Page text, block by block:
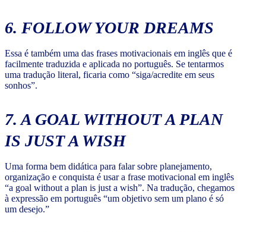
6. FOLLOW YOUR DREAMS
Essa é também uma das frases motivacionais em inglês que é
facilmente traduzida e aplicada no português. Se tentarmos
uma tradução literal, ficaria como “siga/acredite em seus
sonhos”.
7. A GOAL WITHOUT A PLAN
IS JUST A WISH
Uma forma bem didática para falar sobre planejamento,
organização e conquista é usar a frase motivacional em inglês
“a goal without a plan is just a wish”. Na tradução, chegamos
à expressão em português “um objetivo sem um plano é só
um desejo.”